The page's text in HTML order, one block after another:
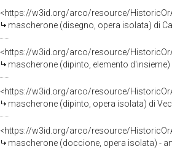
<https://w3id.org/arco/resource/
mascherone (disegno, opera isolata) di
<https://w3id.org/arco/resource/
mascherone (dipinto, elemento
<https://w3id.org/arco/resource/
mascherone (dipinto, opera isolata) di
<https://w3id.org/arco/resource/
mascherone (doccione, opera isolata) -